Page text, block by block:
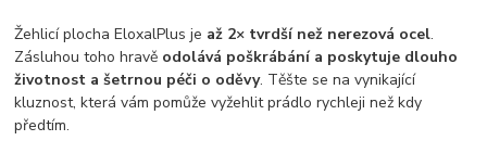
Žehlicí plocha EloxalPlus je až 2× tvrdší než nerezová ocel.
Zásluhou toho hravě odolává poškrábání a poskytuje dlouho
životnost a šetrnou péči o oděvy. Těšte se na vynikající
kluznost, která vám pomůže vyžehlit prádlo rychleji než kdy
předtím.